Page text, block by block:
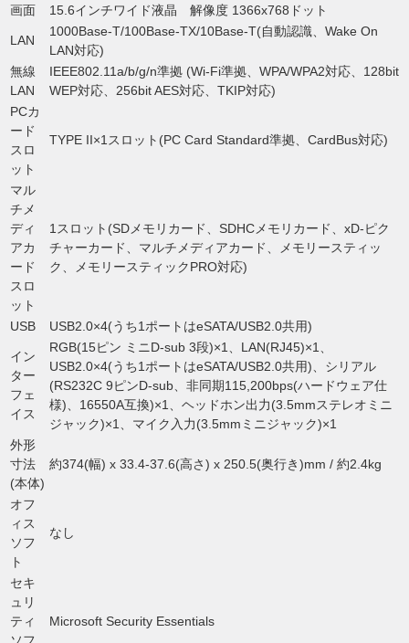
画面 15.6インチワイド液晶 解像度 1366x768ドット
LAN
1000Base-T/100Base-TX/10Base-T(自動認識、Wake On
LAN対応)
無線
LAN
IEEE802.11a/b/g/n準拠 (Wi-Fi準拠、WPA/WPA2対応、128bit
WEP対応、256bit AES対応、TKIP対応)
PCカ
ード
スロ
ット
TYPE II×1スロット(PC Card Standard準拠、CardBus対応)
マル
チメ
ディ
アカ
ード
スロ
ット
1スロット(SDメモリカード、SDHCメモリカード、xD-ピク
チャーカード、マルチメディアカード、メモリースティッ
ク、メモリースティックPRO対応)
USB USB2.0×4(うち1ポートはeSATA/USB2.0共用)
イン
ター
フェ
イス
RGB(15ピン ミニD-sub 3段)×1、LAN(RJ45)×1、
USB2.0×4(うち1ポートはeSATA/USB2.0共用)、シリアル
(RS232C 9ピンD-sub、非同期115,200bps(ハードウェア仕
様)、16550A互換)×1、ヘッドホン出力(3.5mmステレオミニ
ジャック)×1、マイク入力(3.5mmミニジャック)×1
外形
寸法
(本体)
約374(幅) x 33.4-37.6(高さ) x 250.5(奥行き)mm / 約2.4kg
オフ
ィス
ソフ
ト
なし
セキ
ュリ
ティ
Microsoft Security Essentials